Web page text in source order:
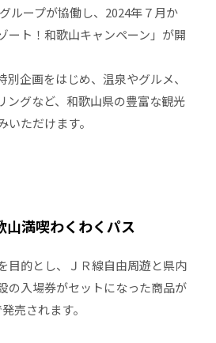
ループが協働し、2024年７月か
ート！和歌山キャンペーン」が開
別企画をはじめ、温泉やグルメ、
ングなど、和歌山県の豊富な観光
いただけます。
山満喫わくわくパス
目的とし、ＪＲ線自由周遊と県内
の入場券がセットになった商品が
売されます。